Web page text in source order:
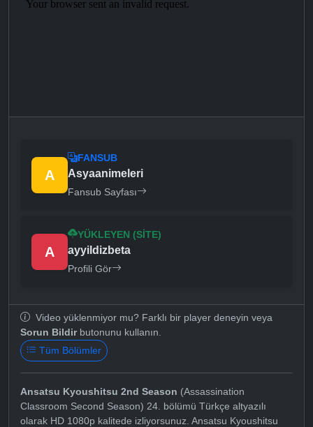
A
FANSUB
Asyaanimeleri
Fansub Sayfası
A
YÜKLEYEN (SITE)
ayyildizbeta
Profili Gör
Video yüklenmiyor mu? Farklı bir player deneyin veya
Sorun Bildirbutonunu kullanın.
Tüm Bölümler
Ansatsu Kyoushitsu 2nd Season (Assassination
Classroom Second Season) 24. bölümü Türkçe altyazılı
olarak HD 1080p kalitede izliyorsunuz. Ansatsu Kyoushitsu